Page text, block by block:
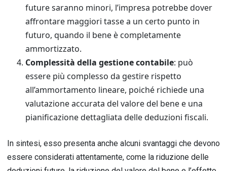
future saranno minori, l’impresa potrebbe dover
affrontare maggiori tasse a un certo punto in
futuro, quando il bene è completamente
ammortizzato.
Complessità della gestione contabile: può
essere più complesso da gestire rispetto
all’ammortamento lineare, poiché richiede una
valutazione accurata del valore del bene e una
pianificazione dettagliata delle deduzioni fiscali.
In sintesi, esso presenta anche alcuni svantaggi che devono
essere considerati attentamente, come la riduzione delle